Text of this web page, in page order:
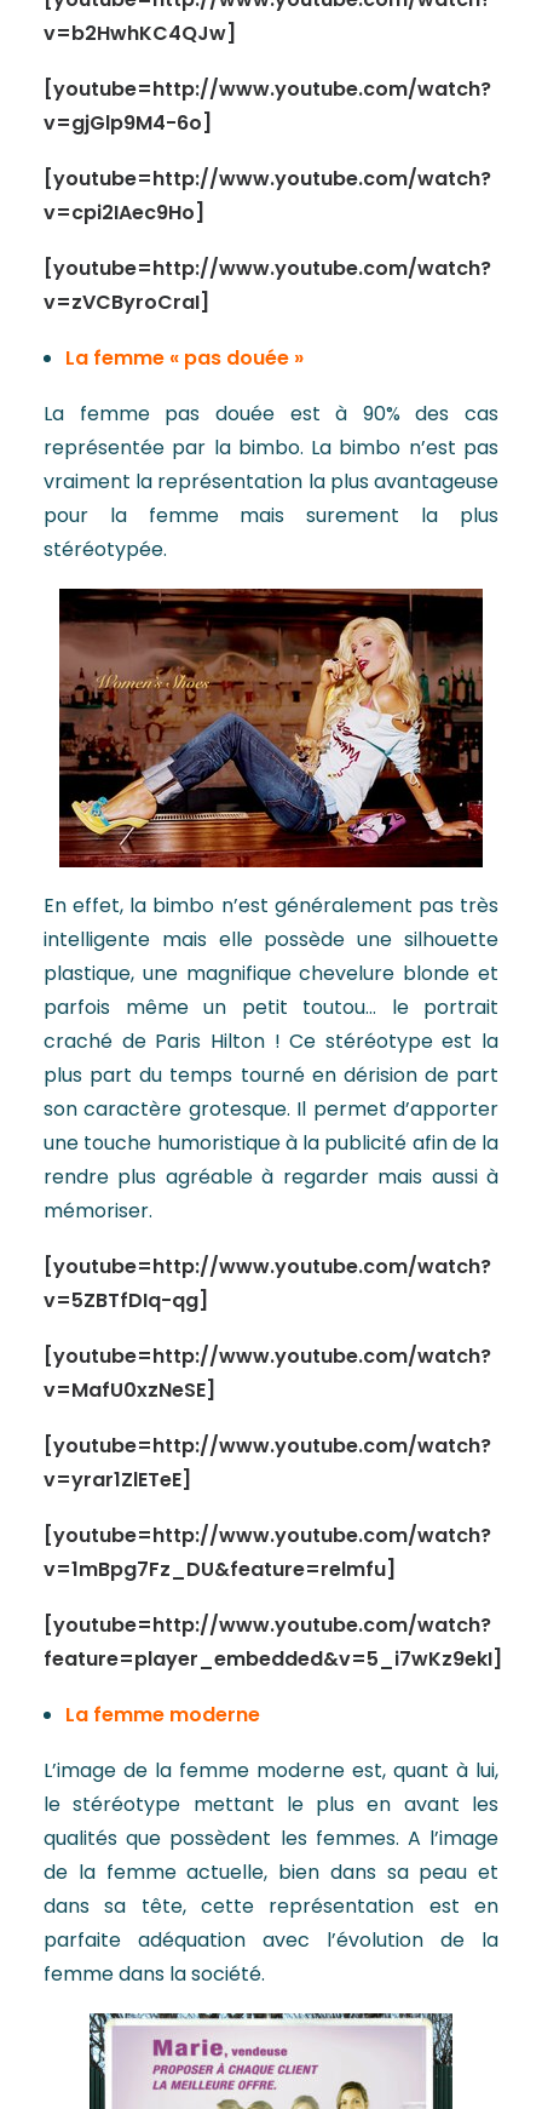
v=b2HwhKC4QJw]
[youtube=http://www.youtube.com/watch?
v=gjGlp9M4-6o]
[youtube=http://www.youtube.com/watch?
v=cpi2IAec9Ho]
[youtube=http://www.youtube.com/watch?
v=zVCByroCraI]
La femme « pas douée »
La femme pas douée est à 90% des cas
représentée par la bimbo. La bimbo n’est pas
vraiment la représentation la plus avantageuse
pour la femme mais surement la plus
stéréotypée.
En effet, la bimbo n’est généralement pas très
intelligente mais elle possède une silhouette
plastique, une magnifique chevelure blonde et
parfois même un petit toutou… le portrait
craché de Paris Hilton ! Ce stéréotype est la
plus part du temps tourné en dérision de part
son caractère grotesque. Il permet d’apporter
une touche humoristique à la publicité afin de la
rendre plus agréable à regarder mais aussi à
mémoriser.
[youtube=http://www.youtube.com/watch?
v=5ZBTfDIq-qg]
[youtube=http://www.youtube.com/watch?
v=MafU0xzNeSE]
[youtube=http://www.youtube.com/watch?
v=yrar1ZlETeE]
[youtube=http://www.youtube.com/watch?
v=1mBpg7Fz_DU&feature=relmfu]
[youtube=http://www.youtube.com/watch?
feature=player_embedded&v=5_i7wKz9ekI]
La femme moderne
L’image de la femme moderne est, quant à lui,
le stéréotype mettant le plus en avant les
qualités que possèdent les femmes. A l’image
de la femme actuelle, bien dans sa peau et
dans sa tête, cette représentation est en
parfaite adéquation avec l’évolution de la
femme dans la société.